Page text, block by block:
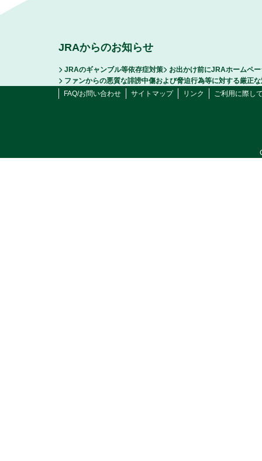
JRAからのお知らせ
JRAのギャンブル等依存症対策
お出かけ前にJRAホームペ
ファンからの悪質な誹謗中傷および脅迫行為等に対する厳正
FAQ/お問い合わせ
サイトマップ リンク ご利用に際し